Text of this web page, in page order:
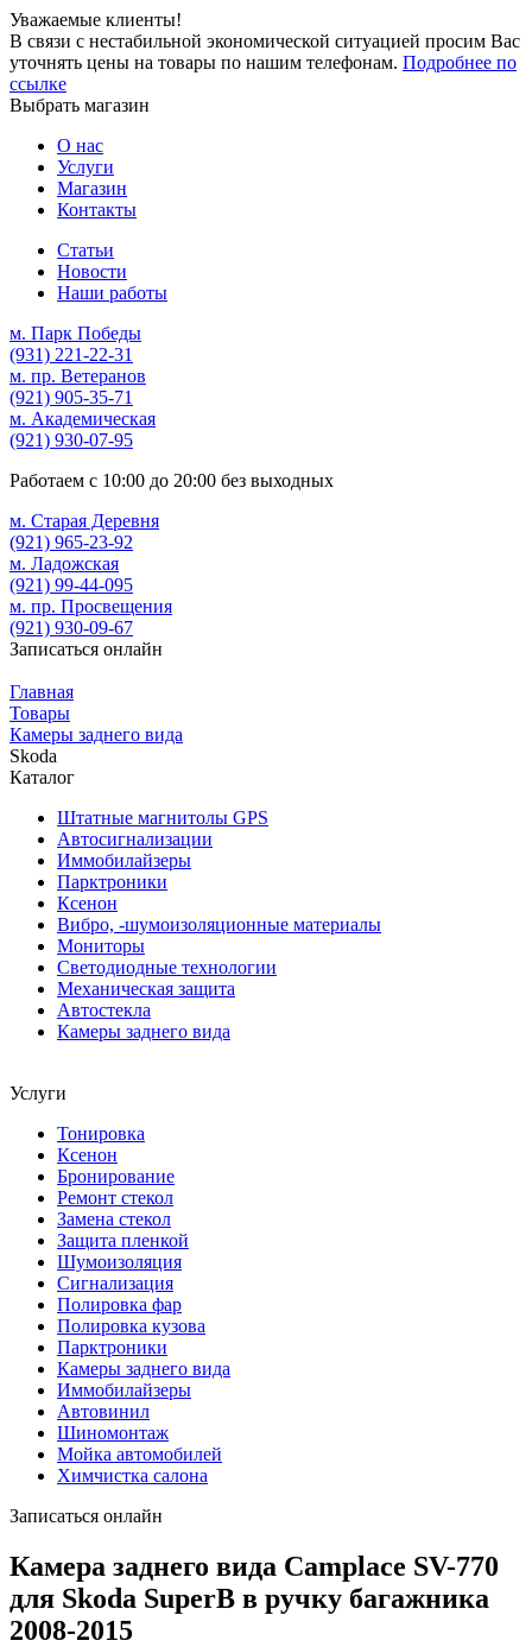
Уважаемые клиенты!
В связи с нестабильной экономической ситуацией просим Вас
уточнять цены на товары по нашим телефонам. Подробнее по
ссылке
Выбрать магазин
О нас
Услуги
Магазин
Контакты
Статьи
Новости
Наши работы
м. Парк Победы
(931) 221-22-31
м. пр. Ветеранов
(921) 905-35-71
м. Академическая
(921) 930-07-95
Работаем с 10:00 до 20:00 без выходных
м. Старая Деревня
(921) 965-23-92
м. Ладожская
(921) 99-44-095
м. пр. Просвещения
(921) 930-09-67
Записаться онлайн
Главная
Товары
Камеры заднего вида
Skoda
Каталог
Штатные магнитолы GPS
Автосигнализации
Иммобилайзеры
Парктроники
Ксенон
Вибро, -шумоизоляционные материалы
Мониторы
Светодиодные технологии
Механическая защита
Автостекла
Камеры заднего вида
Услуги
Тонировка
Ксенон
Бронирование
Ремонт стекол
Замена стекол
Защита пленкой
Шумоизоляция
Сигнализация
Полировка фар
Полировка кузова
Парктроники
Камеры заднего вида
Иммобилайзеры
Автовинил
Шиномонтаж
Мойка автомобилей
Химчистка салона
Записаться онлайн
Камера заднего вида Camplace SV-770
для Skoda SuperB в ручку багажника
2008-2015